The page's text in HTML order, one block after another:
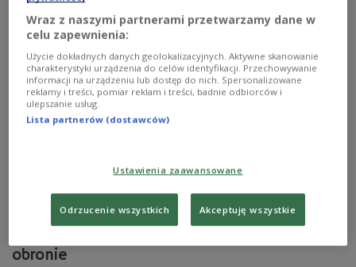
Zobacz więcej na temat:igrzyska olimpijskie Jamajka
modelki
Oscar Pistorius
obronie
Wraz z naszymi partnerami przetwarzamy dane w
celu zapewnienia:
Użycie dokładnych danych geolokalizacyjnych. Aktywne skanowanie
charakterystyki urządzenia do celów identyfikacji. Przechowywanie
informacji na urządzeniu lub dostęp do nich. Spersonalizowane
reklamy i treści, pomiar reklam i treści, badnie odbiorców i
ulepszanie usług.
Lista partnerów (dostawców)
Ustawienia zaawansowane
Odrzucenie wszystkich Akceptuję wszystkie